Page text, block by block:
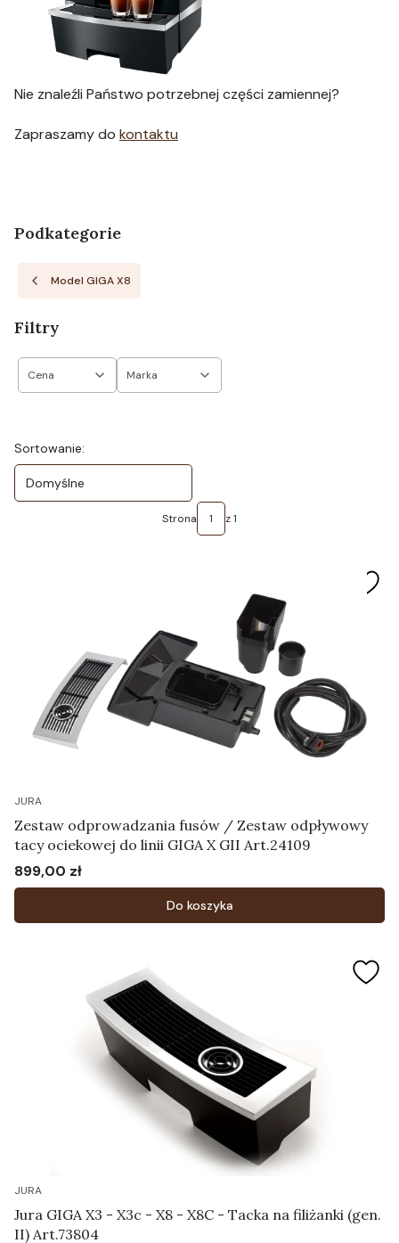
Nie znaleźli Państwo potrzebnej części zamiennej?
Zapraszamy do kontaktu
Podkategorie
Model GIGA X8
Filtry
Cena Marka
Lista produktów
Sortowanie:
Domyślne
Strona z 1
JURA
Zestaw odprowadzania fusów / Zestaw odpływowy
tacy ociekowej do linii GIGA X GII Art.24109
Cena
899,00 zł
Do koszyka
JURA
Jura GIGA X3 - X3c - X8 - X8C - Tacka na filiżanki (gen.
II) Art.73804